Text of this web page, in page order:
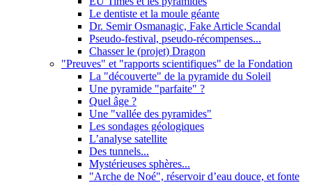
Le dentiste et la moule géante
Dr. Semir Osmanagic, Fake Article Scandal
Pseudo-festival, pseudo-récompenses...
Chasser le (projet) Dragon
"Preuves" et "rapports scientifiques" de la Fondation
La "découverte" de la pyramide du Soleil
Une pyramide "parfaite" ?
Quel âge ?
Une "vallée des pyramides"
Les sondages géologiques
L’analyse satellite
Des tunnels...
Mystérieuses sphères...
"Arche de Noé", réservoir d’eau douce, et fonte